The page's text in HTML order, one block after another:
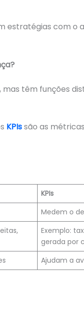
estratégias com o
têm funções
KPIssão as
KPIs
Medem o
Exemplo:
gerada por
Ajudam a